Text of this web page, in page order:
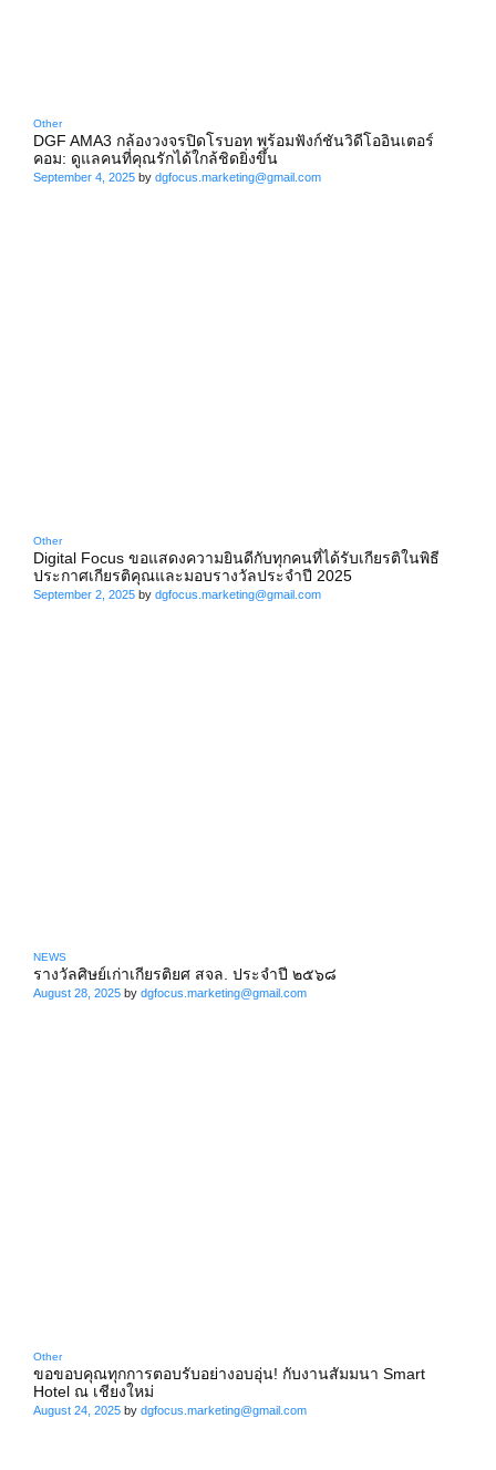
Other
DGF AMA3 กล้องวงจรปิดโรบอท พร้อมฟังก์ชันวิดีโออินเตอร์
คอม: ดูแลคนที่คุณรักได้ใกล้ชิดยิ่งขึ้น
September 4, 2025 by dgfocus.marketing@gmail.com
Other
Digital Focus ขอแสดงความยินดีกับทุกคนที่ได้รับเกียรติในพิธี
ประกาศเกียรติคุณและมอบรางวัลประจำปี 2025
September 2, 2025 by dgfocus.marketing@gmail.com
NEWS
รางวัลศิษย์เก่าเกียรติยศ สจล. ประจำปี ๒๕๖๘
August 28, 2025 by dgfocus.marketing@gmail.com
Other
ขอขอบคุณทุกการตอบรับอย่างอบอุ่น! กับงานสัมมนา Smart
Hotel ณ เชียงใหม่
August 24, 2025 by dgfocus.marketing@gmail.com